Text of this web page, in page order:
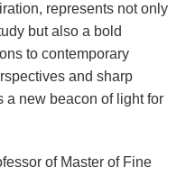
represents not only
but also a bold
to contemporary
and sharp
a new beacon of light for
of Master of Fine